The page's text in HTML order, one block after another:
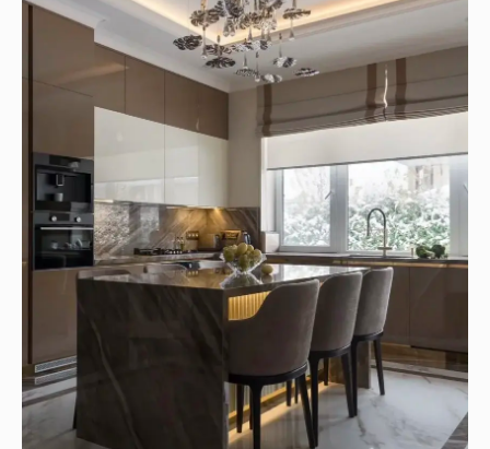
Кухни Шкафы Гардеробные